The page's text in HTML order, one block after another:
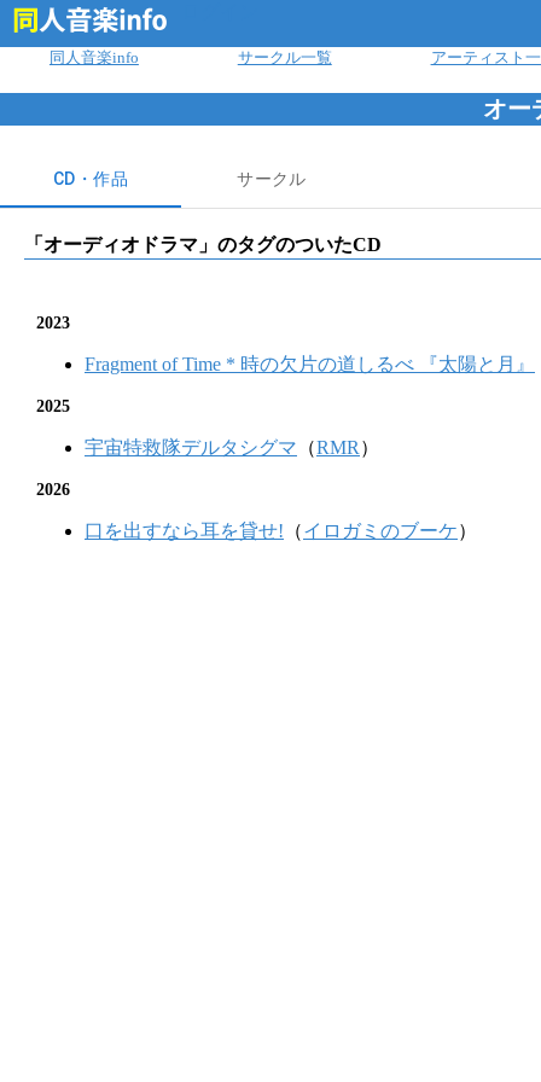
同人音楽info サークル一覧 アーティスト
オー
CD・作品 サークル
「 オーディオドラマ 」のタグのついたCD
2023
Fragment of Time * 時の欠片の道しるべ 『太陽と月』
2025
宇宙特救隊デルタシグマ （RMR ）
2026
口を出すなら耳を貸せ! （イロガミのブーケ）